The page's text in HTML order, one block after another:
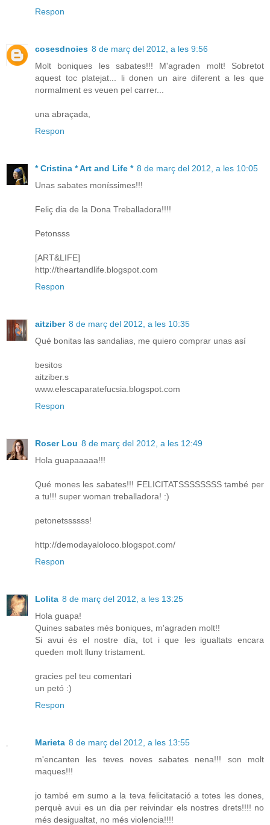
Respon
cosesdnoies 8 de març del 2012, a les 9:56
Molt boniques les sabates!!! M'agraden molt! Sobretot
aquest toc platejat... li donen un aire diferent a les que
normalment es veuen pel carrer...
una abraçada,
Respon
* Cristina * Art and Life * 8 de març del 2012, a les 10:05
Unas sabates moníssimes!!!
Feliç dia de la Dona Treballadora!!!!
Petonsss
[ART&LIFE]
http://theartandlife.blogspot.com
Respon
aitziber 8 de març del 2012, a les 10:35
Qué bonitas las sandalias, me quiero comprar unas así
besitos
aitziber.s
www.elescaparatefucsia.blogspot.com
Respon
Roser Lou 8 de març del 2012, a les 12:49
Hola guapaaaaa!!!
Qué mones les sabates!!! FELICITATSSSSSSSS també per
a tu!!! super woman treballadora! :)
petonetssssss!
http://demodayaloloco.blogspot.com/
Respon
Lolita 8 de març del 2012, a les 13:25
Hola guapa!
Quines sabates més boniques, m'agraden molt!!
Si avui és el nostre día, tot i que les igualtats encara
queden molt lluny tristament.
gracies pel teu comentari
un petó :)
Respon
Marieta 8 de març del 2012, a les 13:55
m'encanten les teves noves sabates nena!!! son molt
maques!!!
jo també em sumo a la teva felicitatació a totes les dones,
perquè avui es un dia per reivindar els nostres drets!!!! no
més desigualtat, no més violencia!!!!